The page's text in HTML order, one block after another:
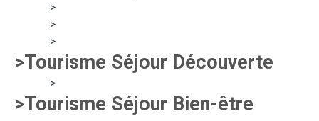
>
>
>
>Tourisme Séjour Découverte
>
>Tourisme Séjour Bien-être